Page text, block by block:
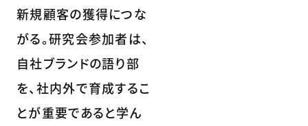
新規顧客の獲得につな
がる。研究会参加者は、
自社ブランドの語り部
を、社内外で育成するこ
とが重要であると学ん